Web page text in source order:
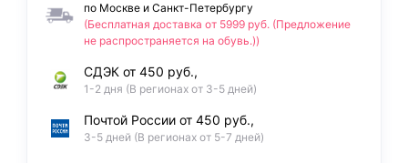
по Москве и Санкт-Петербургу
(Бесплатная доставка от 5999 руб. (Предложение
не распространяется на обувь.))
СДЭК от 450 руб.,
1-2 дня (В регионах от 3-5 дней)
Почтой России от 450 руб.,
3-5 дней (В регионах от 5-7 дней)